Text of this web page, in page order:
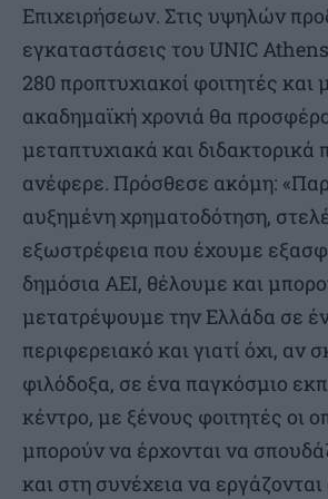
Επιχειρήσεων. Στις υψηλών
εγκαταστάσεις του UNIC
280 προπτυχιακοί φοιτητές και
ακαδημαϊκή χρονιά θα
μεταπτυχιακά και
ανέφερε. Πρόσθεσε ακόμη:
αυξημένη χρηματοδότηση,
εξωστρέφεια που έχουμε
δημόσια ΑΕΙ, θέλουμε και
μετατρέψουμε την Ελλάδα σε
περιφερειακό και γιατί όχι, αν
φιλόδοξα, σε ένα παγκόσμιο
κέντρο, με ξένους φοιτητές οι
μπορούν να έρχονται να
και στη συνέχεια να